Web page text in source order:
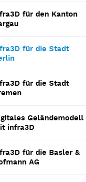
für den Kanton
für die Stadt
für die Stadt
Geländemodell
infra3D
für die Basler &
AG